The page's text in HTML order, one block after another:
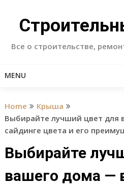
content
Все о строительстве,
MENU
Home
Крыша
Выбирайте лучший цвет для
сайдинге цвета и его
Выбирайте
вашего дома —